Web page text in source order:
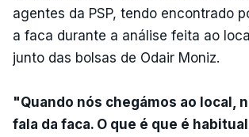
agentes da PSP, tendo encontrado
a faca durante a análise feita ao
junto das bolsas de Odair Moniz.
"Quando nós chegámos ao local,
fala da faca. O que é que é